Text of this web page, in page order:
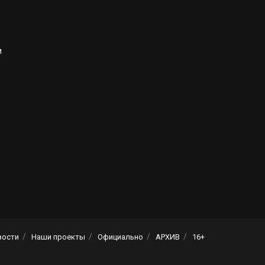
Наши проекты Официально АРХИВ 16+